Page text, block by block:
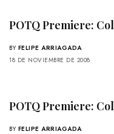
POTQ Premiere:
BY FELIPE ARRIAGADA
18 DE NOVIEMBRE DE 2008
POTQ Premiere:
BY FELIPE ARRIAGADA